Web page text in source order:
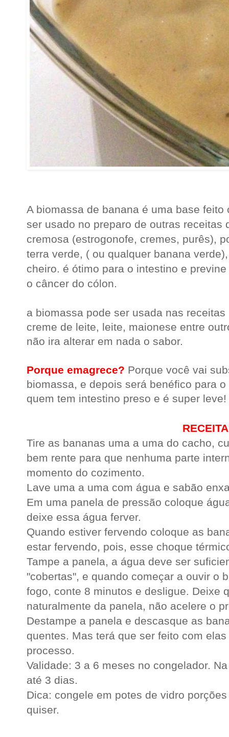
A biomassa de banana é uma base
ser usado no preparo de outras receitas
cremosa (estrogonofe, cremes, purês),
terra verde, ( ou qualquer banana
cheiro. é ótimo para o intestino e
o câncer do cólon.
a biomassa pode ser usada nas
creme de leite, leite, maionese entre
não ira alterar em nada o sabor.
Porque emagrece? Porque você vai
biomassa, e depois será benéfico para
quem tem intestino preso e é super leve!
Tire as bananas uma a uma do cacho,
bem rente para que nenhuma parte
momento do cozimento.
Lave uma a uma com água e sabão
Em uma panela de pressão coloque
deixe essa água ferver.
Quando estiver fervendo coloque as
estar fervendo, pois, esse choque
Tampe a panela, a água deve ser
"cobertas", e quando começar a ouvir o
fogo, conte 8 minutos e desligue. Deixe
naturalmente da panela, não acelere o
Destampe a panela e descasque as
quentes. Mas terá que ser feito com
processo.
Validade: 3 a 6 meses no congelador.
até 3 dias.
Dica: congele em potes de vidro
quiser.